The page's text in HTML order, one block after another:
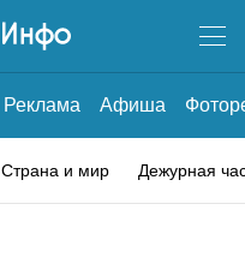
Реклама Афиша
Страна и мир Дежурная